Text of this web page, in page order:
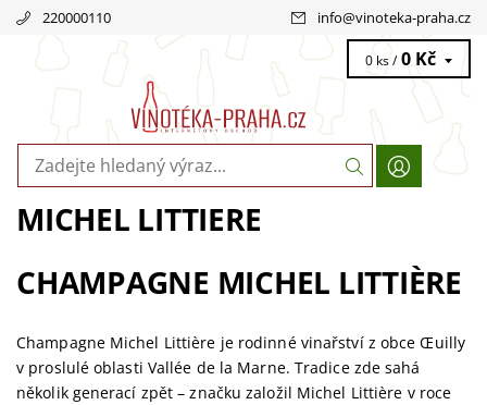
220000110 info@vinoteka-praha.cz
0 ks / 0 Kč
MICHEL LITTIERE
CHAMPAGNE MICHEL LITTIÈRE
Champagne Michel Littière je rodinné vinařství z obce Œuilly
v proslulé oblasti Vallée de la Marne. Tradice zde sahá
několik generací zpět – značku založil Michel Littière v roce